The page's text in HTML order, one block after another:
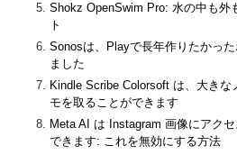
Shokz OpenSwim Pro: 水の中も外
ト
Sonosは、Playで長年作りたかっ
ました
Kindle Scribe Colorsoft は、大きな
モを取ることができます
Meta AI は Instagram 画像にアク
できます: これを無効にする方法